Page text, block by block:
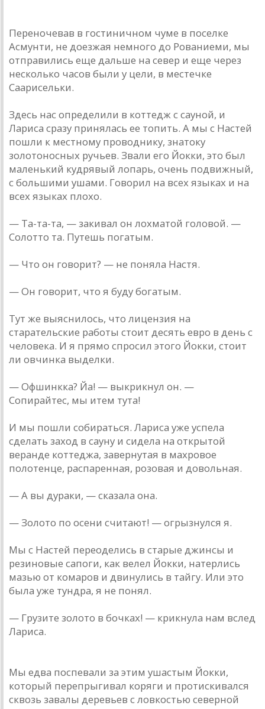
Переночевав в гостиничном чуме в поселке
Асмунти, не доезжая немного до Рованиеми, мы
отправились еще дальше на север и еще через
несколько часов были у цели, в местечке
Саарисельки.
Здесь нас определили в коттедж с сауной, и
Лариса сразу принялась ее топить. А мы с Настей
пошли к местному проводнику, знатоку
золотоносных ручьев. Звали его Йокки, это был
маленький кудрявый лопарь, очень подвижный,
с большими ушами. Говорил на всех языках и на
всех языках плохо.
— Та-та-та, — закивал он лохматой головой. —
Солотто та. Путешь погатым.
— Что он говорит? — не поняла Настя.
— Он говорит, что я буду богатым.
Тут же выяснилось, что лицензия на
старательские работы стоит десять евро в день с
человека. И я прямо спросил этого Йокки, стоит
ли овчинка выделки.
— Офшинкка? Йа! — выкрикнул он. —
Сопирайтес, мы итем тута!
И мы пошли собираться. Лариса уже успела
сделать заход в сауну и сидела на открытой
веранде коттеджа, завернутая в махровое
полотенце, распаренная, розовая и довольная.
— А вы дураки, — сказала она.
— Золото по осени считают! — огрызнулся я.
Мы с Настей переоделись в старые джинсы и
резиновые сапоги, как велел Йокки, натерлись
мазью от комаров и двинулись в тайгу. Или это
была уже тундра, я не понял.
— Грузите золото в бочках! — крикнула нам вслед
Лариса.
Мы едва поспевали за этим ушастым Йокки,
который перепрыгивал коряги и протискивался
сквозь завалы деревьев с ловкостью северной